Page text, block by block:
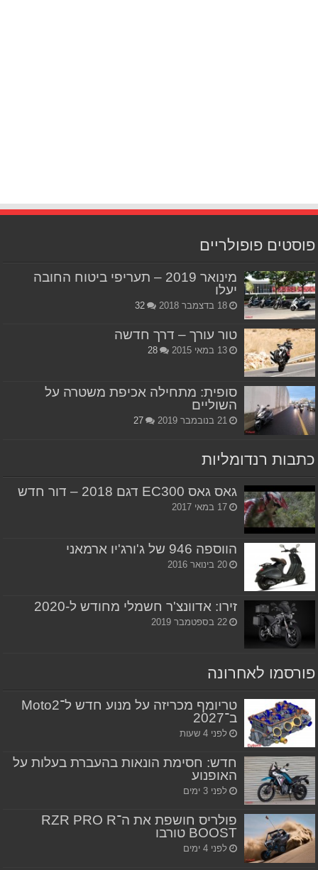
פוסטים פופולריים
מינואר 2019 – תעריפי ביטוח החובה
יעלו
18 בדצמבר 2018 32
טור עורך – דרך חדשה
13 במאי 2015 28
סופית: מתחילה אכיפת משטרה על
השוליים
21 בנובמבר 2019 27
כתבות רנדומליות
גאס גאס EC300 דגם 2018 – דור חדש
17 במאי 2017
הווספה 946 של ג'ורג'יו ארמאני
20 בינואר 2016
זירו: אדוונצ'ר חשמלי מחודש ל-2020
22 בספטמבר 2019
פורסמו לאחרונה
טריומף מכריזה על מנוע חדש ל־Moto2
ב־2027
לפני 4 שעות
חדש: חסימת הונאות בהעברת בעלות על
האופנוע
לפני 3 ימים
פולריס חושפת את ה־RZR PRO R
BOOST טורבו
לפני 4 ימים